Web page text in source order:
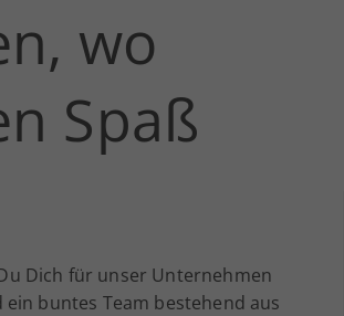
wo
Spaß
Dich für unser Unternehmen
buntes Team bestehend aus